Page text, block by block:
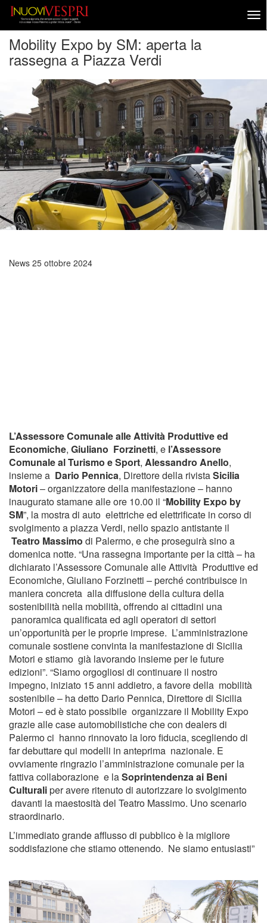
Mobility Expo by SM: aperta la
rassegna a Piazza Verdi
News 25 ottobre 2024
L’Assessore Comunale alle Attività Produttive ed
Economiche, Giuliano Forzinetti, e l’Assessore
Comunale al Turismo e Sport, Alessandro Anello,
insieme a Dario Pennica, Direttore della rivistaSicilia
Motori– organizzatore della manifestazione – hanno
inaugurato stamane alle ore 10.00 il “Mobility Expo by
SM”, la mostra di auto elettriche ed elettrificate in corso di
svolgimento a piazza Verdi, nello spazio antistante il
Teatro Massimo di Palermo, e che proseguirà sino a
domenica notte. “Una rassegna importante per la città – ha
dichiarato l’Assessore Comunale alle Attività Produttive ed
Economiche, Giuliano Forzinetti – perché contribuisce in
maniera concreta alla diffusione della cultura della
sostenibilità nella mobilità, offrendo ai cittadini una
panoramica qualificata ed agli operatori di settori
un’opportunità per le proprie imprese. L’amministrazione
comunale sostiene convinta la manifestazione di Sicilia
Motori e stiamo già lavorando insieme per le future
edizioni”. “Siamo orgogliosi di continuare il nostro
impegno, iniziato 15 anni addietro, a favore della mobilità
sostenibile – ha detto Dario Pennica, Direttore di Sicilia
Motori – ed è stato possibile organizzare il Mobility Expo
grazie alle case automobilistiche che con dealers di
Palermo ci hanno rinnovato la loro fiducia, scegliendo di
far debuttare qui modelli in anteprima nazionale. E
ovviamente ringrazio l’amministrazione comunale per la
fattiva collaborazione e laSoprintendenza ai Beni
Culturaliper avere ritenuto di autorizzare lo svolgimento
davanti la maestosità del Teatro Massimo. Uno scenario
straordinario.
L’immediato grande afflusso di pubblico è la migliore
soddisfazione che stiamo ottenendo. Ne siamo entusiasti”